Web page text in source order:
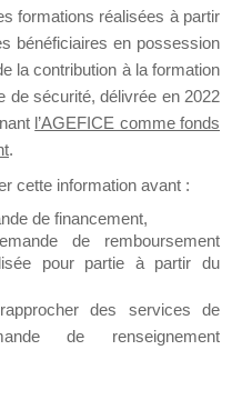
Organismes de
à l’Appel à
laisser un message
formations réalisées à partir
bénéficiaires en possession
la contribution à la formation
de sécurité, délivrée en 2022
l’AGEFICE comme fonds
.
cette information avant :
de financement,
de remboursement
pour partie à partir du
des services de
de renseignement